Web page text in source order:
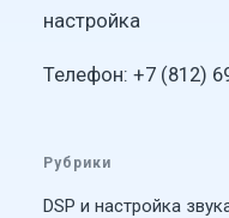
настройка
Телефон: +7 (812)
Рубрики
DSP и настройка